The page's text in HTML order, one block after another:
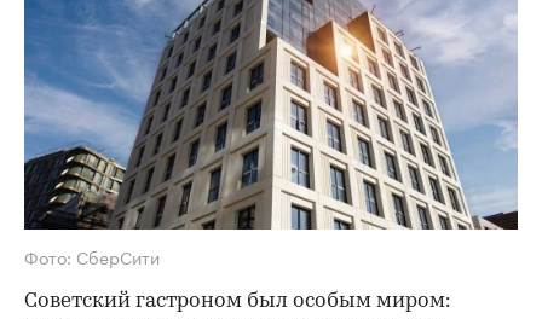
Фото: СберСити
Советский гастроном был особым миром: